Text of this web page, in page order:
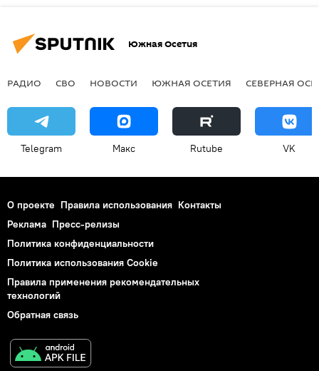
Южная Осетия
РАДИО СВО НОВОСТИ ЮЖНАЯ ОСЕТИЯ СЕВЕРНАЯ
Telegram Макс Rutube VK
О проекте Правила использования Контакты
Реклама Пресс-релизы
Политика конфиденциальности
Политика использования Cookie
Правила применения рекомендательных
технологий
Обратная связь